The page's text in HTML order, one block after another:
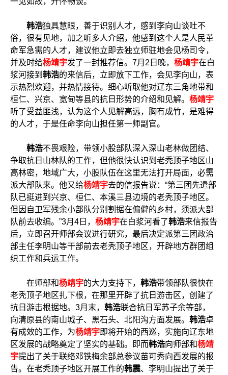
韩浩独具慧眼，善于识别人才，感到李向山谈吐不
俗，很有见地，加之听多人介绍，他感到这个人是人民革
命军急需的人才，建议他立即去独立师驻地会见杨司令，
并及时给杨靖宇发了一封推荐信。7月2日晚， 杨靖宇在白
浆河接到 韩浩的来信后，立即放下工作，会见李向山，表
示热烈欢迎，并热情接待。细心听取他对辽东三角地带和
桓仁、兴京、宽甸等县的抗日形势的介绍和见解。 杨靖宇
听了受益匪浅，认为这个人见解高远，胸有成竹，是难得
的人才，于是任命李向山担任第一师副官。
韩浩不畏艰险，带领小股部队深入深山老林做团结、
争取抗日山林队的工作，但他很快认识到老秃顶子地区山
高林密，地域广大，小股队伍在这里无法打开局面，必需
派大部队来。他又给杨靖宇去的信报告说：“第三团先遣部
队已挺进到兴京、桓仁、本溪三县边境的老秃顶子地区。
但因自卫军残余小部队分别割据在偏僻的乡村，须派大部
队前去收编。”3月4日， 杨靖宇在白浆河看了韩浩来信报告
后，立即召开师部会议进行研究，最后决定派第三团政治
部主任李明山等干部前去老秃顶子地区，开辟地方群团组
织工作和兵运工作。
在师部和杨靖宇的大力支持下， 韩浩带领部队很快在
老秃顶子地区扎下根，在那里开辟了抗日游击区，创建了
抗日游击根据地。3月末， 韩浩联合抗日军苏子余等部，
向清原县的南山城子、黑石头、北阳沟方面发展。 韩浩卓
有成效的工作，为杨靖宇即将开始的西巡，实施向辽东地
区发展的战略奠定了坚实的基础。即而韩浩向师部和杨靖
宇提出了关于联络邓铁梅余部总参议苗可秀向西发展的报
告。在老秃顶子地区开展工作的韩震、李明山提出了关于